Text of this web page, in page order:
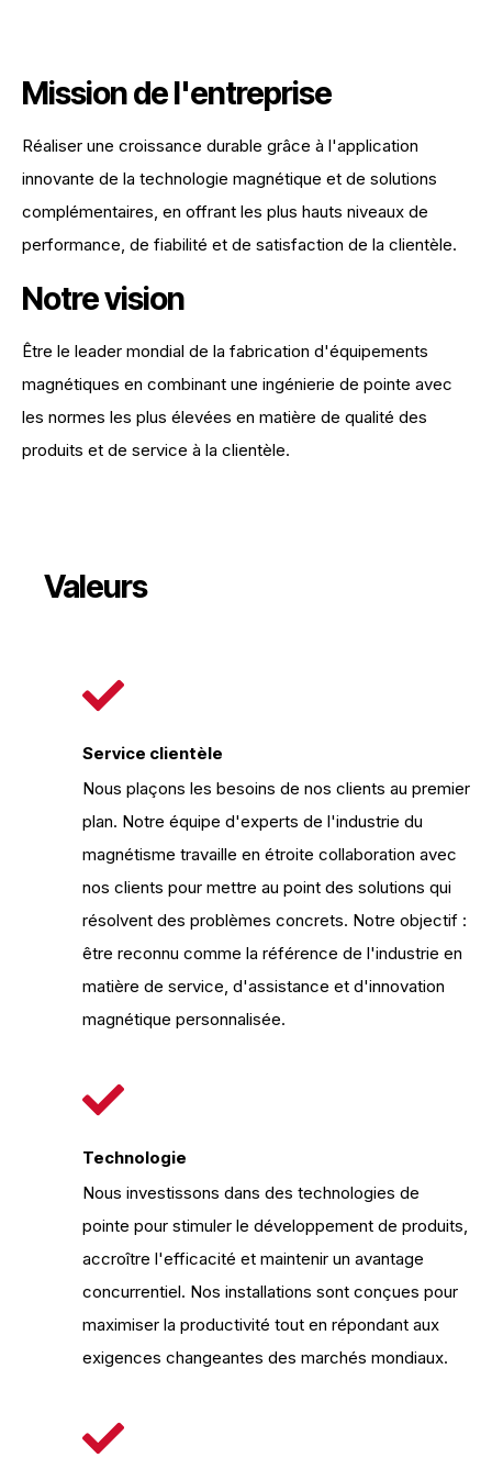
Notre vision
Être le leader mondial de la fabrication d'équipements
magnétiques en combinant une ingénierie de pointe avec
les normes les plus élevées en matière de qualité des
produits et de service à la clientèle.
Mission de l'entreprise
Réaliser une croissance durable grâce à l'application
innovante de la technologie magnétique et de solutions
complémentaires, en offrant les plus hauts niveaux de
performance, de fiabilité et de satisfaction de la clientèle.
Valeurs
Service clientèle
Nous plaçons les besoins de nos clients au premier
plan. Notre équipe d'experts de l'industrie du
magnétisme travaille en étroite collaboration avec
nos clients pour mettre au point des solutions qui
résolvent des problèmes concrets. Notre objectif :
être reconnu comme la référence de l'industrie en
matière de service, d'assistance et d'innovation
magnétique personnalisée.
Technologie
Nous investissons dans des technologies de
pointe pour stimuler le développement de produits,
accroître l'efficacité et maintenir un avantage
concurrentiel. Nos installations sont conçues pour
maximiser la productivité tout en répondant aux
exigences changeantes des marchés mondiaux.